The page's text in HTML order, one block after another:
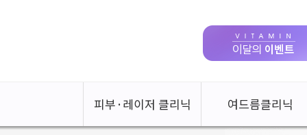
피부·레이저 클리닉 여드름클리닉